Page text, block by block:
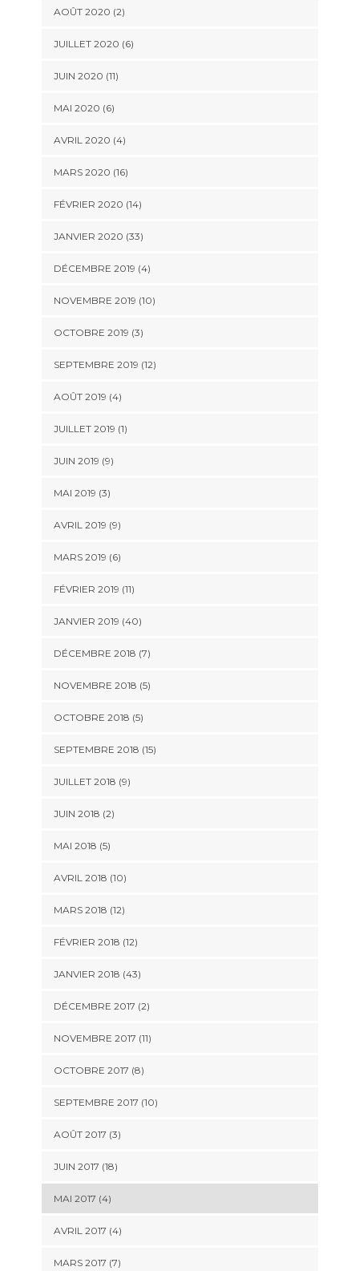
AOÛT 2020 (2)
JUILLET 2020 (6)
JUIN 2020 (11)
MAI 2020 (6)
AVRIL 2020 (4)
MARS 2020 (16)
FÉVRIER 2020 (14)
JANVIER 2020 (33)
DÉCEMBRE 2019 (4)
NOVEMBRE 2019 (10)
OCTOBRE 2019 (3)
SEPTEMBRE 2019 (12)
AOÛT 2019 (4)
JUILLET 2019 (1)
JUIN 2019 (9)
MAI 2019 (3)
AVRIL 2019 (9)
MARS 2019 (6)
FÉVRIER 2019 (11)
JANVIER 2019 (40)
DÉCEMBRE 2018 (7)
NOVEMBRE 2018 (5)
OCTOBRE 2018 (5)
SEPTEMBRE 2018 (15)
JUILLET 2018 (9)
JUIN 2018 (2)
MAI 2018 (5)
AVRIL 2018 (10)
MARS 2018 (12)
FÉVRIER 2018 (12)
JANVIER 2018 (43)
DÉCEMBRE 2017 (2)
NOVEMBRE 2017 (11)
OCTOBRE 2017 (8)
SEPTEMBRE 2017 (10)
AOÛT 2017 (3)
JUIN 2017 (18)
MAI 2017 (4)
AVRIL 2017 (4)
MARS 2017 (7)